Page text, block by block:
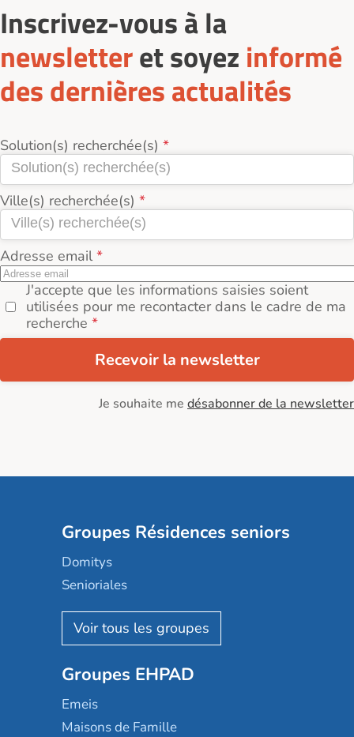
Inscrivez-vous à la
newsletteret soyez informé
des dernières actualités
Solution(s) recherchée(s)
Ville(s) recherchée(s)
Adresse email
J'accepte que les informations saisies soient
utilisées pour me recontacter dans le cadre de ma
recherche
Recevoir la newsletter
Je souhaite me désabonner de la newsletter
Groupes Résidences seniors
Domitys
Senioriales
Nohée
Les Résidentiels
Mobicap
Domusvi
Happy Senior
Groupes EHPAD
Emeis
Maisons de Famille